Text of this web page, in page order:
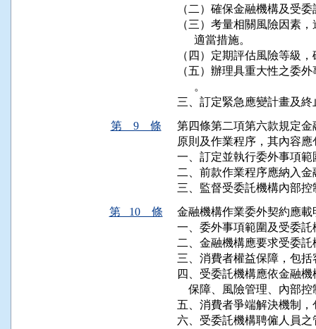
（二）確保金融機構及受
（三）考量相關風險因素
      適當措施。
（四）定期評估風險等級
（五）辦理具重大性之委
      。
三、訂定緊急應變計畫及
第 9 條
第四條第二項第六款規定
原則及作業程序，其內容應
一、訂定並執行委外事項
二、前款作業程序應納入
三、監督受委託機構內部
第 10 條
金融機構作業委外契約應載
一、委外事項範圍及受委託
二、金融機構應要求受委
三、消費者權益保障，包
四、受委託機構應依金融
保障、風險管理、內部
五、消費者爭端解決機制
六、受委託機構聘僱人員